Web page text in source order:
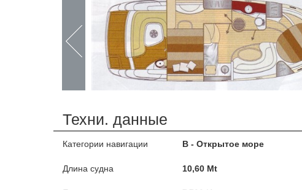
Техни. данные
Категории навигации B - Открытое море
Длина судна 10,60 Mt